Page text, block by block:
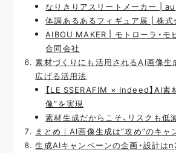
なりきりアスリートメーカー | au
体調あるあるフィギュア展 | 株
AIBOU MAKER | モトローラ・モ
合同会社
素材づくりにも活用されるAI画像生
広げる活用法
【LE SSERAFIM × Indeed】AI素
像”を実現
素材生成だからこそ、リスクも低
まとめ｜AI画像生成は“攻め”のキャ
生成AIキャンペーンの企画・設計は